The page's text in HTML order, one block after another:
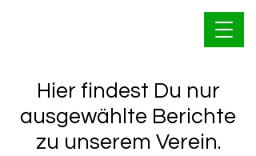
Hier findest Du nur
ausgewählte Berichte
zu unserem Verein.